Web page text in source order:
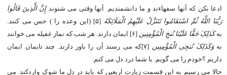
ادعا نکن که آنها سفهاءند و ما دانشمندیم. آنها وقتی می شنوندإِنَّ الَّذِینَ قَالُوا
رَبُّنَا اللَّهُ ثُمَّ اسْتَقَامُوا تَتَنَزَّلُ عَلَیْهِمُ الْمَلَائِکَهُ
[۵] (این وعده را ) حس می کنند.
بهکَذَلِکَ حَقًّا عَلَیْنَا نُنجِ الْمُؤْمِنِین
[۶] ایمان دارند. هر شب که نماز غفیله می خوانند
بهوَکَذَلِکَ نُنجِی الْمُؤْمِنِین
[۷]که می رسند آن را باور دارند. چند تایمان ایمان
داریم ؟خودم را می گویم. با شما درد دل می کنم.
حالا می رسیم به این قسمت زیارت اربعین که باید در دل ما شوک واردکند. می